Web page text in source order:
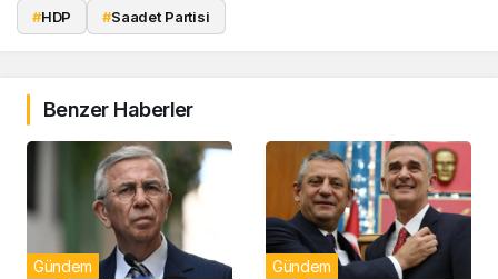
#HDP #Saadet Partisi
Benzer Haberler
Gündem Gündem